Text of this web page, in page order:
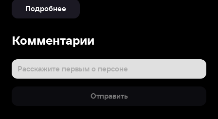
Подробнее
Комментарии
Расскажите первым о персоне
Отправить